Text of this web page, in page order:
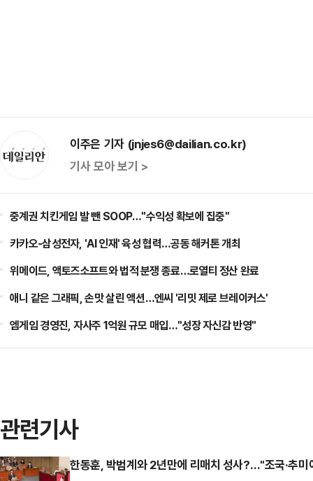
이주은 기자 (jnjes6@dailian.co.kr)
기사 모아 보기 >
중계권 치킨게임 발 뺀 SOOP…"수익성 확보에 집중"
카카오-삼성전자, 'AI 인재' 육성 협력…공동 해커톤 개최
위메이드, 액토즈소프트와 법적 분쟁 종료…로열티 정산 완료
애니 같은 그래픽, 손맛 살린 액션…엔씨 '리밋 제로 브레이커스'
엠게임 경영진, 자사주 1억원 규모 매입…"성장 자신감 반영"
관련기사
한동훈, 박범계와 2년만에 리매치 성사?…"조국·추미